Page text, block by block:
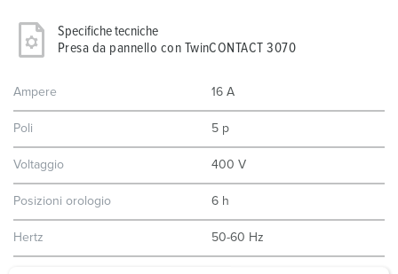
Specifiche tecniche
Presa da pannello con TwinCONTACT 3070
Ampere 16 A
Poli 5 p
Voltaggio 400 V
Posizioni orologio 6 h
Hertz 50-60 Hz